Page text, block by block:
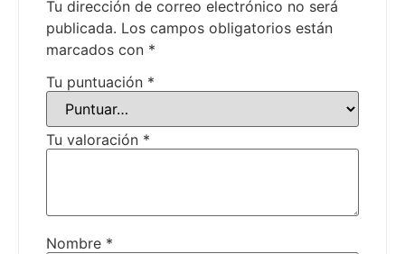
Tu dirección de correo electrónico no será
publicada. Los campos obligatorios están
marcados con *
Tu puntuación *
Tu valoración *
Nombre *